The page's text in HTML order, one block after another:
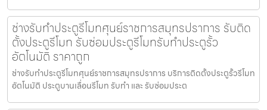
ช่างรับทำประตูรีโมทศุนย์ราชการสมุทรปราการ รับติด
ตั้งประตูรีโมท รับซ่อมประตูรีโมทรับทำประตูรั้ว
อัตโนมัติ ราคาถูก
ช่างรับทำประตูรีโมทศุนย์ราชการสมุทรปราการ บริการติดตั้งประตูรั้วรีโมท
อัตโนมัติ ประตูบานเลื่อนรีโมท รับทำ และ รับซ่อมประต